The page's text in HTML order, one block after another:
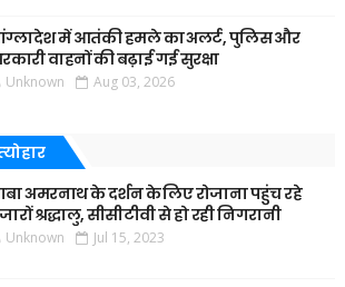
में आतंकी हमले का अलर्ट, पुलिस और
वाहनों की बढ़ाई गई सुरक्षा
Unknown Aug 03, 2026
अमरनाथ के दर्शन के लिए रोजाना पहुंच रहे
श्रद्धालु, सीसीटीवी से हो रही निगरानी
Unknown Jul 15, 2023